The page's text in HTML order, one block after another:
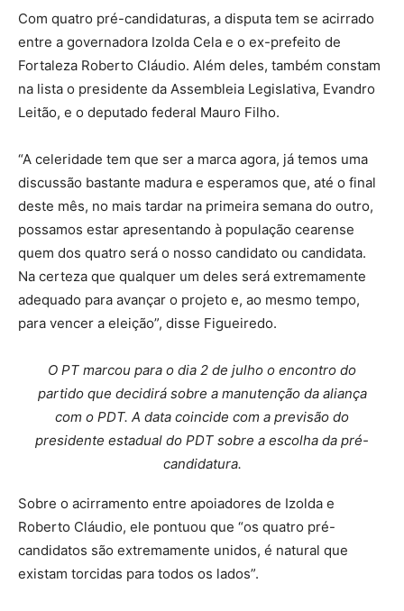
Com quatro pré-candidaturas, a disputa tem se acirrado
entre a governadora Izolda Cela e o ex-prefeito de
Fortaleza Roberto Cláudio. Além deles, também constam
na lista o presidente da Assembleia Legislativa, Evandro
Leitão, e o deputado federal Mauro Filho.
“A celeridade tem que ser a marca agora, já temos uma
discussão bastante madura e esperamos que, até o final
deste mês, no mais tardar na primeira semana do outro,
possamos estar apresentando à população cearense
quem dos quatro será o nosso candidato ou candidata.
Na certeza que qualquer um deles será extremamente
adequado para avançar o projeto e, ao mesmo tempo,
para vencer a eleição”, disse Figueiredo.
O PT marcou para o dia 2 de julho o encontro do
partido que decidirá sobre a manutenção da aliança
com o PDT. A data coincide com a previsão do
presidente estadual do PDT sobre a escolha da pré-
candidatura.
Sobre o acirramento entre apoiadores de Izolda e
Roberto Cláudio, ele pontuou que “os quatro pré-
candidatos são extremamente unidos, é natural que
existam torcidas para todos os lados”.